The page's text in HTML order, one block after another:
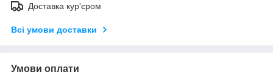
Доставка кур'єром
Всі умови доставки
Умови оплати